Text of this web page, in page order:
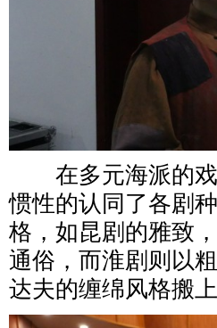
在多元海派的戏
惯性的认同了各剧
格，如昆剧的雅致
通俗，而淮剧则以
达夫的缠绵风格搬